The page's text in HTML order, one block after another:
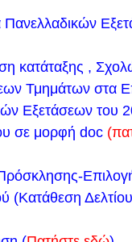
στην ωραία
(δείτε τον εδώ)
νέο ωρολόγιο
9/2023
και
σας καλούν σε
Σεπτεμβρίου 2023
Α) Ενημέρωση για
κατάταξης ,
Τμημάτων στα
Εξετάσεων του
σε μορφή doc
(Κατάθεση